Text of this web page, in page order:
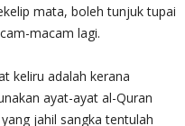
mata, boleh tunjuk tupai
macam lagi.
keliru adalah kerana
ayat-ayat al-Quran
jahil sangka tentulah